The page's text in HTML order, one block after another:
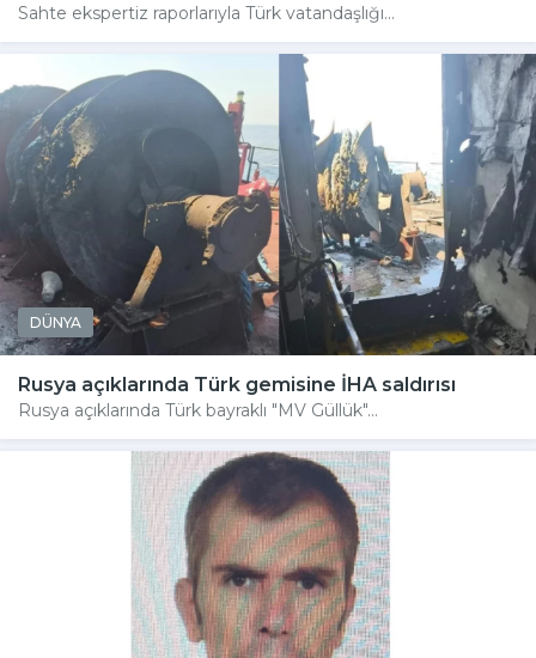
Sahte ekspertiz raporlarıyla Türk vatandaşlığı...
DÜNYA
Rusya açıklarında Türk gemisine İHA saldırısı
Rusya açıklarında Türk bayraklı "MV Güllük"...